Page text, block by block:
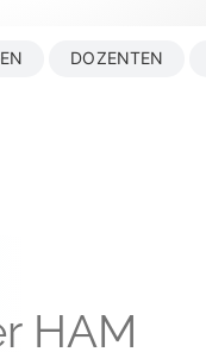
DOZENTEN
HAM